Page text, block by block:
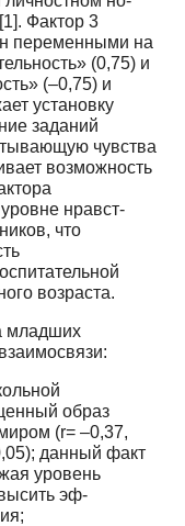
Фактор 3
переменными на
(0,75) и
(–0,75) и
установку
заданий
чувства
воз­можность
уровне нравст­
что
возраста.
младших
образ
(r= –0,37,
данный факт
уровень
эф­